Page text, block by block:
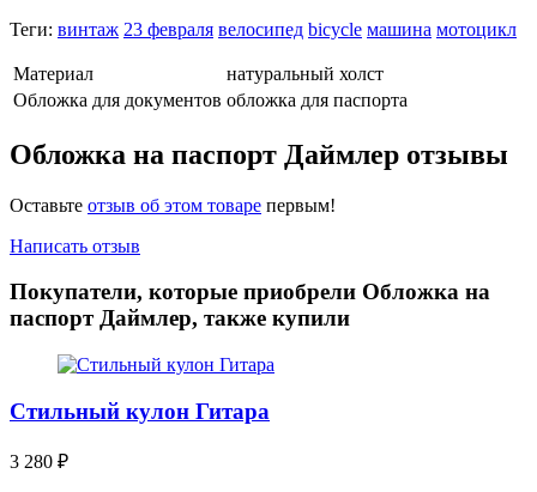
Теги: винтаж 23 февраля велосипед bicycle машина мотоцикл
Материал
натуральный холст
Обложка для документов обложка для паспорта
Обложка на паспорт Даймлер отзывы
Оставьте отзыв об этом товаре первым!
Написать отзыв
Покупатели, которые приобрели Обложка на
паспорт Даймлер, также купили
Стильный кулон Гитара
3 280 ₽